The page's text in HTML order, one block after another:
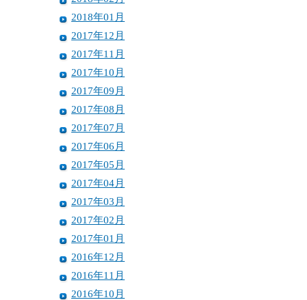
2018年01月
2017年12月
2017年11月
2017年10月
2017年09月
2017年08月
2017年07月
2017年06月
2017年05月
2017年04月
2017年03月
2017年02月
2017年01月
2016年12月
2016年11月
2016年10月